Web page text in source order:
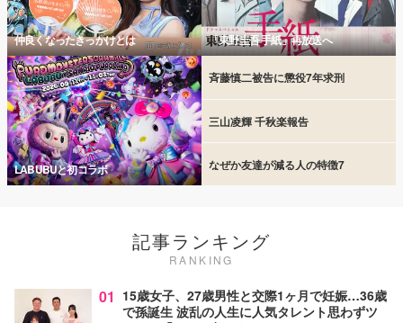
仲良くなったきっかけとは 「東野圭吾 手紙」再放送へ
LABUBUと初コラボ
斉藤慎二被告に懲役7年求刑
三山凌輝 千秋楽報告
なぜか友達が減る人の特徴7
記事ランキング
RANKING
01 15歳女子、27歳男性と交際1ヶ月で妊娠…36歳
で孫誕生 波乱の人生に人気タレント思わずツ